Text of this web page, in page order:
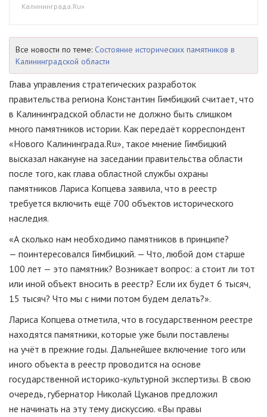
Калининграда.Ru»
Все новости по теме: Состояние исторических памятников в
Калининградской области
Глава управления стратегических разработок
правительства региона Константин Гимбицкий считает, что
в Калининградской области не должно быть слишком
много памятников истории. Как передаёт корреспондент
«Нового Калининграда.Ru», такое мнение Гимбицкий
высказал накануне на заседании правительства области
после того, как глава областной службы охраны
памятников Лариса Копцева заявила, что в реестр
требуется включить ещё 700 объектов исторического
наследия.
«А сколько нам необходимо памятников в принципе?
— поинтересовался Гимбицкий. — Что, любой дом старше
100 лет — это памятник? Возникает вопрос: а стоит ли тот
или иной объект вносить в реестр? Если их будет 6 тысяч,
15 тысяч? Что мы с ними потом будем делать?».
Лариса Копцева отметила, что в государственном реестре
находятся памятники, которые уже были поставлены
на учёт в прежние годы. Дальнейшее включение того или
иного объекта в реестр проводится на основе
государственной историко-культурной экспертизы. В свою
очередь, губернатор Николай Цуканов предложил
не начинать на эту тему дискуссию. «Вы правы